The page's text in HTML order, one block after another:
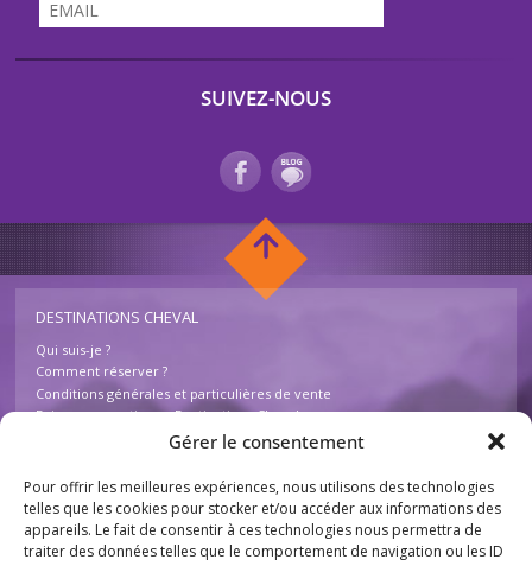
Gérer le consentement
Pour offrir les meilleures expériences, nous utilisons des technologies
telles que les cookies pour stocker et/ou accéder aux informations des
appareils. Le fait de consentir à ces technologies nous permettra de
traiter des données telles que le comportement de navigation ou les ID
SUIVEZ-NOUS
DESTINATIONS CHEVAL
Qui suis-je ?
Comment réserver ?
Conditions générales et particulières de vente
Foire aux questions – Destinations Cheval
INFOS
Mentions légales
Plan du site